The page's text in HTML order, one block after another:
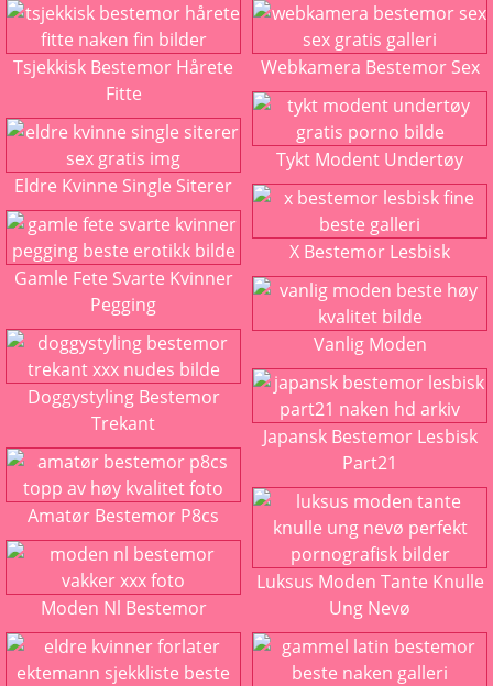
Tsjekkisk Bestemor Hårete
Fitte
Eldre Kvinne Single Siterer
Gamle Fete Svarte Kvinner
Pegging
Doggystyling Bestemor
Trekant
Amatør Bestemor P8cs
Moden Nl Bestemor
Webkamera Bestemor Sex
Tykt Modent Undertøy
X Bestemor Lesbisk
Vanlig Moden
Japansk Bestemor Lesbisk
Part21
Luksus Moden Tante Knulle
Ung Nevø